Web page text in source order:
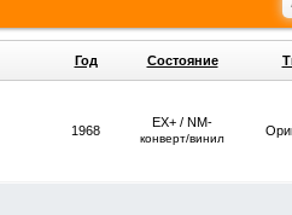
Год Состояние
1968
EX+ / NM-
конверт/винил